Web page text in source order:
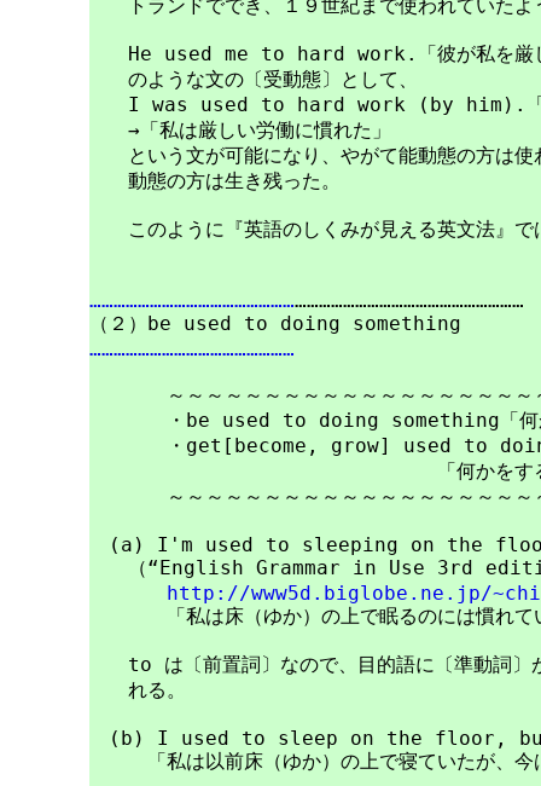
トランドででき、１９世紀まで使われていたよ
He used me to hard work.「彼が私を厳し
のような文の〔受動態〕として、
I was used to hard work (by him).「私は
→「私は厳しい労働に慣れた」
という文が可能になり、やがて能動態の方は使
動態の方は生き残った。
このように『英語のしくみが見える英文法』で
………………………………………………………………………………………………
……………………………………………
～～～～～～～～～～～～～～～～～～～
・be used to doing something「何かを
・get[become, grow] used to
「何かをするのに慣
～～～～～～～～～～～～～～～～～～～
(a) I'm used to sleeping on the
（“English Grammar in Use 3rd
http://www5d.biglobe.ne.jp/
「私は床（ゆか）の上で眠るのには慣れて
to は〔前置詞〕なので、目的語に〔準動詞〕
れる。
(b) I used to sleep on the floor,
「私は以前床（ゆか）の上で寝ていたが、今